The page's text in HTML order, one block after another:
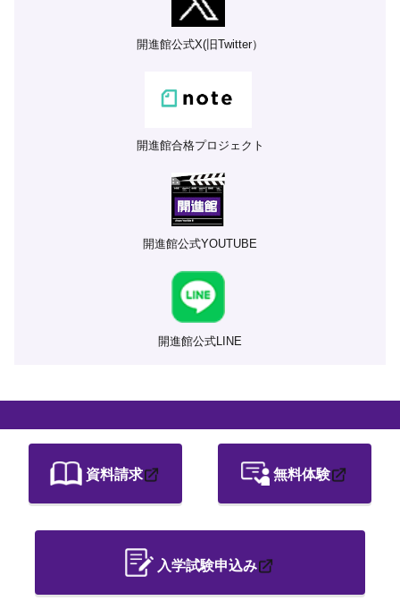
開進館公式X(旧Twitter）
開進館合格プロジェクト
開進館公式YOUTUBE
開進館公式LINE
資料請求 無料体験
入学試験申込み